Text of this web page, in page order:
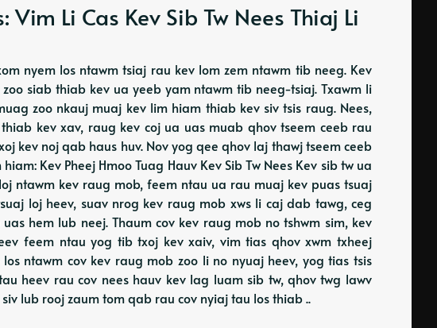
Vim Li Cas Kev Sib Tw Nees Thiaj Li
nyem los ntawm tsiaj rau kev lom zem ntawm tib neeg. Kev
siab thiab kev ua yeeb yam ntawm tib neeg-tsiaj. Txawm li
zoo nkauj muaj kev lim hiam thiab kev siv tsis raug. Nees,
kev xav, raug kev coj ua uas muab qhov tseem ceeb rau
kev noj qab haus huv. Nov yog qee qhov laj thawj tseem ceeb
Kev Pheej Hmoo Tuag Hauv Kev Sib Tw Nees Kev sib tw ua
ntawm kev raug mob, feem ntau ua rau muaj kev puas tsuaj
loj heev, suav nrog kev raug mob xws li caj dab tawg, ceg
hem lub neej. Thaum cov kev raug mob no tshwm sim, kev
feem ntau yog tib txoj kev xaiv, vim tias qhov xwm txheej
ntawm cov kev raug mob zoo li no nyuaj heev, yog tias tsis
heev rau cov nees hauv kev lag luam sib tw, qhov twg lawv
lub rooj zaum tom qab rau cov nyiaj tau los thiab ..